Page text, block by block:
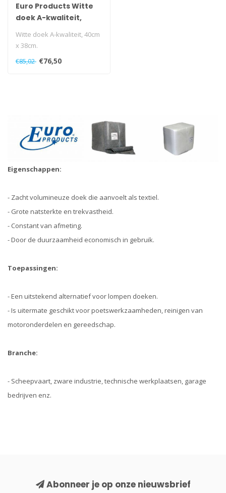
Euro Products Witte
doek A-kwaliteit,
Witte doek A-kwaliteit, 40cm
x 38cm.
€85,02 €76,50
Eigenschappen:
- Zacht volumineuze doek die aanvoelt als textiel.
- Grote natsterkte en trekvastheid.
- Constant van afmeting.
- Door de duurzaamheid economisch in gebruik.
Toepassingen:
- Een uitstekend alternatief voor lompen doeken.
- Is uitermate geschikt voor poetswerkzaamheden, reinigen van
motoronderdelen en gereedschap.
Branche:
- Scheepvaart, zware industrie, technische werkplaatsen, garage
bedrijven enz.
Abonneer je op onze nieuwsbrief